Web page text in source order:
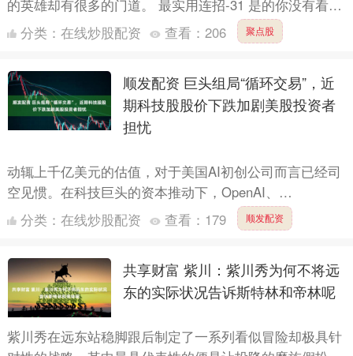
的英雄却有很多的门道。 最实用连招-31 是的你没有看
错，这里面并没有穿插二技能，现在张良大多数都是作为
辅助位....
分类： 在线炒股配资 查看： 206 聚点股
顺发配资 巨头组局“循环交易”，近
期科技股股价下跌加剧美股投资者
担忧
动辄上千亿美元的估值，对于美国AI初创公司而言已经司
空见惯。在科技巨头的资本推动下，OpenAI、
Anthropic、xAI等头部AI公司的估值仍在成倍膨胀。 ....
分类： 在线炒股配资 查看： 179 顺发配资
共享财富 紫川：紫川秀为何不将远
东的实际状况告诉斯特林和帝林呢
紫川秀在远东站稳脚跟后制定了一系列看似冒险却极具针